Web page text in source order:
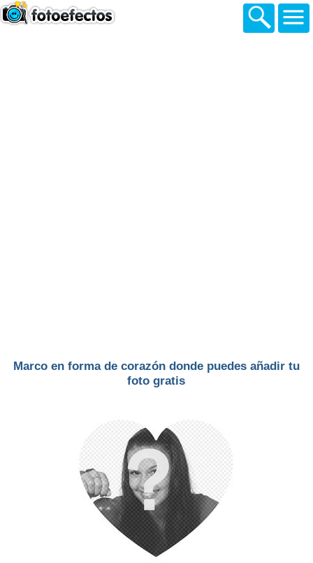
Marco en forma de corazón donde puedes añadir tu
foto gratis